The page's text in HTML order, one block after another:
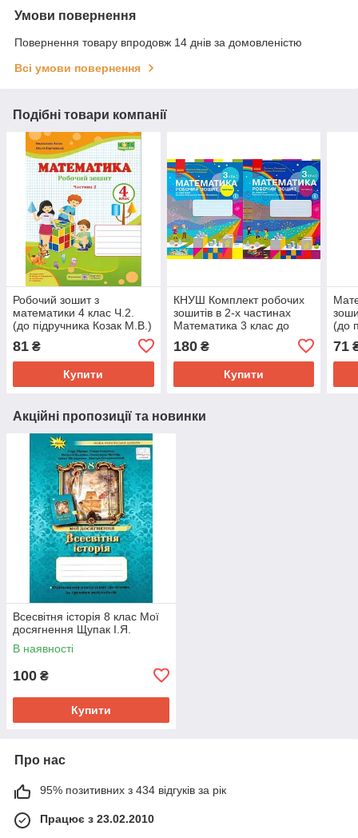
Умови повернення
Повернення товару впродовж 14 днів за домовленістю
Всі умови повернення
Подібні товари компанії
Робочий зошит з
математики 4 клас Ч.2.
(до підручника Козак М.В.)
О.П.
81 ₴
Купити
КНУШ Комплект робочих
зошитів в 2-х частинах
Математика 3 клас до
С.О., Онопрієнко О.В.
180₴
Купити
(до
71
Акційні пропозиції та новинки
Всесвітня історія 8 клас Мої
досягнення Щупак І.Я.
В наявності
100 ₴
Купити
Про нас
95% позитивних з 434 відгуків за рік
Працює з 23.02.2010